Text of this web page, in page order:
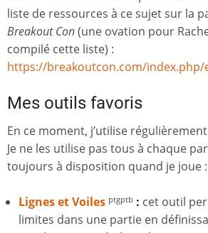
liste de ressources à ce sujet sur la
Breakout Con(une ovation pour
compilé cette liste) :
https://breakoutcon.com/
Mes outils favoris
En ce moment, j’utilise
Je ne les utilise pas tous à chaque
toujours à disposition quand je joue :
Lignes et Voiles ptgptb : cet outil
limites dans une partie en